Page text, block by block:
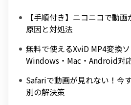
【手順付き】ニコニコで動
原因と対処法
無料で使えるXviD MP4変換ソ
Windows・Mac・Android対
Safariで動画が見れない！今
別の解決策